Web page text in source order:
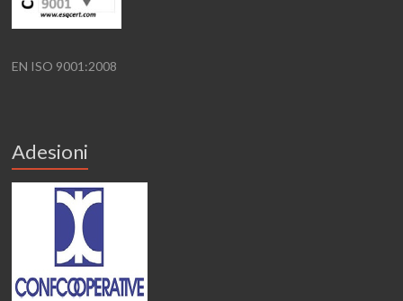
EN ISO 9001:2008
Adesioni